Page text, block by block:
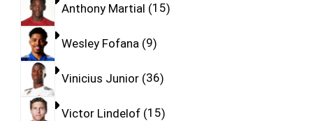
Anthony Martial 15
Wesley Fofana 9
Vinicius Junior 36
Victor Lindelof 15